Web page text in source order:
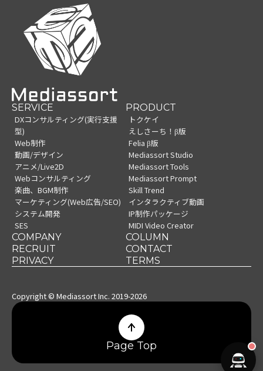
SERVICE
DXコンサルティング(実行支援
型)
Web制作
動画/デザイン
アニメ/Live2D
Webコンサルティング
楽曲、BGM制作
マーケティング(Web広告/SEO)
システム開発
SES
PRODUCT
トクケイ
えしさーち！β版
Felia β版
Mediassort Studio
Mediassort Tools
Mediassort Prompt
Skill Trend
インタラクティブ動画
IP制作パッケージ
MIDI Video Creator
COMPANY
COLUMN
RECRUIT
CONTACT
PRIVACY
TERMS
Copyright © Mediassort Inc. 2019-2026
Page Top